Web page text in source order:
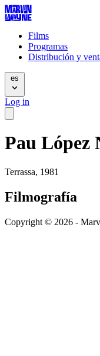
Films
Programas
Distribución y
es
Log in
Pau López
Terrassa, 1981
Filmografía
Copyright © 2026 -